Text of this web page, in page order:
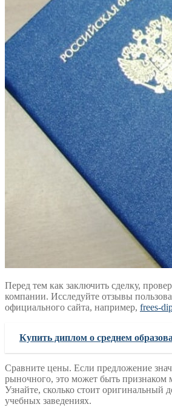
Перед тем как заключить сделку,
компании. Исследуйте отзывы
официального сайта, например, frees-
Купить диплом о среднем
Сравните цены. Если предложение
рыночного, это может быть признаком
Узнайте, сколько стоит оригинальный
учебных заведениях.